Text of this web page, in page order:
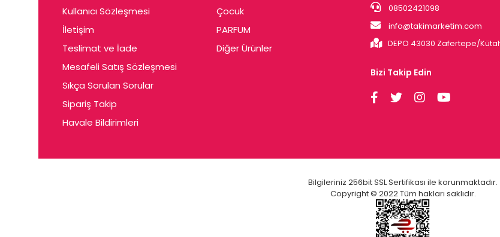
Kullanıcı Sözleşmesi
İletişim
Teslimat ve İade
Mesafeli Satış Sözleşmesi
Sıkça Sorulan Sorular
Sipariş Takip
Havale Bildirimleri
Çocuk
PARFUM
Diğer Ürünler
08502421098
info@takimarketim.com
DEPO 43030 Zafertepe/
Bizi Takip Edin
Bilgileriniz 256bit SSL Sertifikası ile korunmaktadır.
Copyright © 2022 Tüm hakları saklıdır.